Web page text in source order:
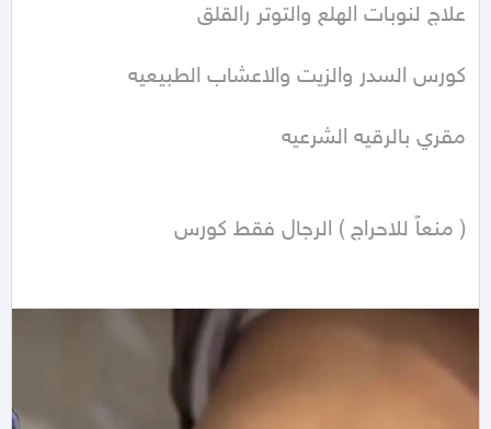
( منعاً للاحراج ) الرجال فقط كورس